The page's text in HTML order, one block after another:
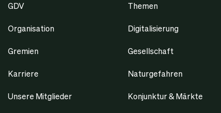
GDV
Organisation
Gremien
Karriere
Unsere Mitglieder
Themen
Digitalisierung
Gesellschaft
Naturgefahren
Konjunktur & Märkte